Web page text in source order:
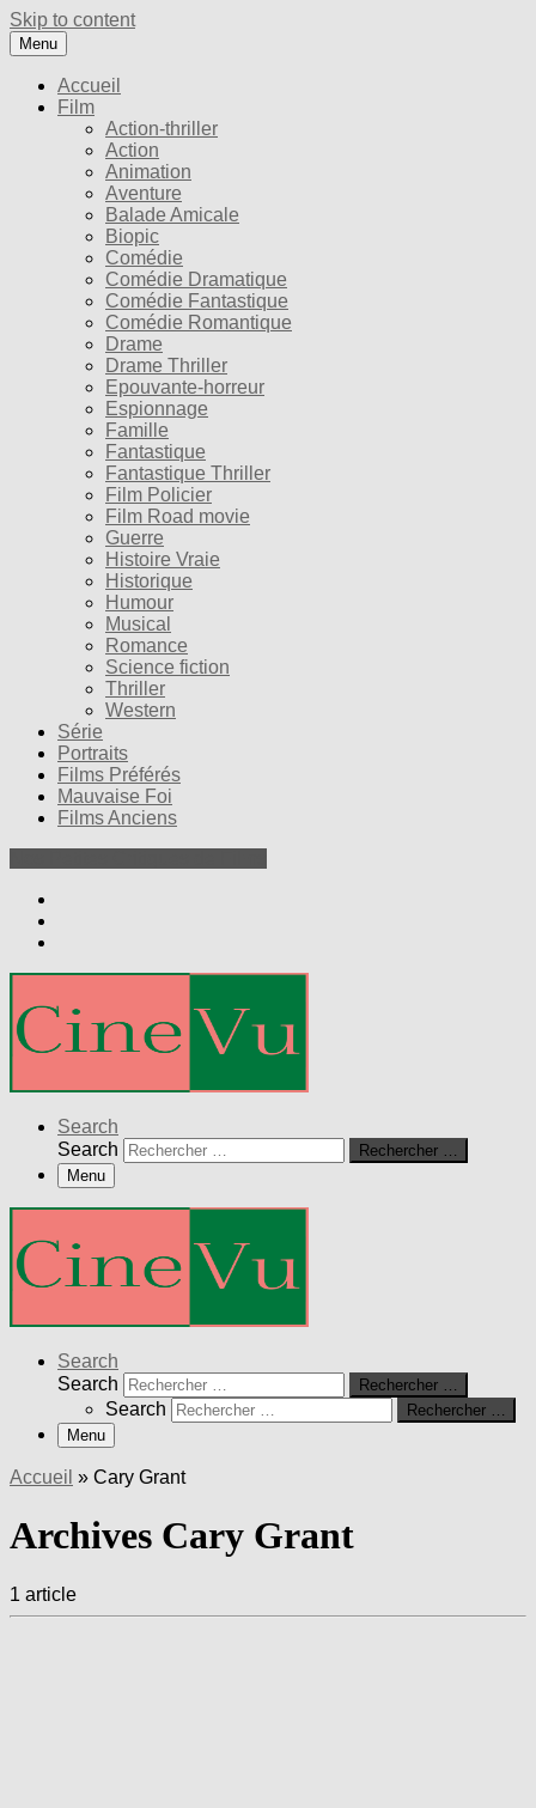
Skip to content
Menu
Accueil
Film
Action-thriller
Action
Animation
Aventure
Balade Amicale
Biopic
Comédie
Comédie Dramatique
Comédie Fantastique
Comédie Romantique
Drame
Drame Thriller
Epouvante-horreur
Espionnage
Famille
Fantastique
Fantastique Thriller
Film Policier
Film Road movie
Guerre
Histoire Vraie
Historique
Humour
Musical
Romance
Science fiction
Thriller
Western
Série
Portraits
Films Préférés
Mauvaise Foi
Films Anciens
Search
Search
Rechercher …
Menu
Search
Search
Rechercher …
Search
Rechercher …
Menu
Accueil » Cary Grant
Archives Cary Grant
1 article